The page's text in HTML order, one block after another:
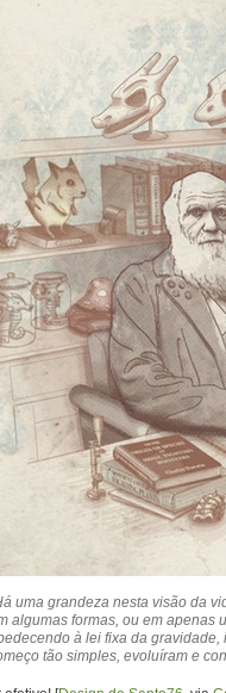
uma grandeza nesta visão da
algumas formas, ou em apenas
à lei fixa da gravidade,
tão simples, evoluíram e